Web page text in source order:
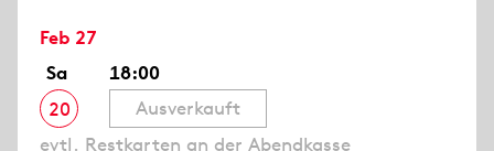
Feb 27
Sa
20
18:00
Ausverkauft
evtl. Restkarten an der Abendkasse